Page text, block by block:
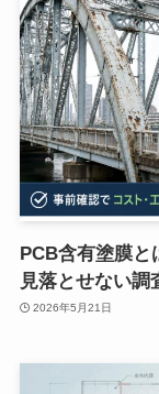
PCB含有塗膜と
見落とせない調
2026年5月21日